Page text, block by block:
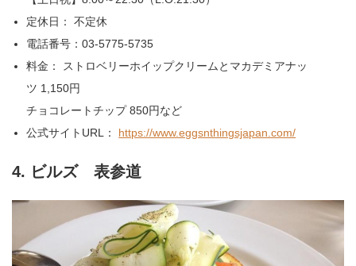
定休日： 不定休
電話番号：03-5775-5735
料金： ストロベリーホイップクリームとマカデミアナッ
ツ 1,150円
チョコレートチップ 850円など
公式サイトURL： https://www.eggsnthingsjapan.com/
4. ビルズ 表参道